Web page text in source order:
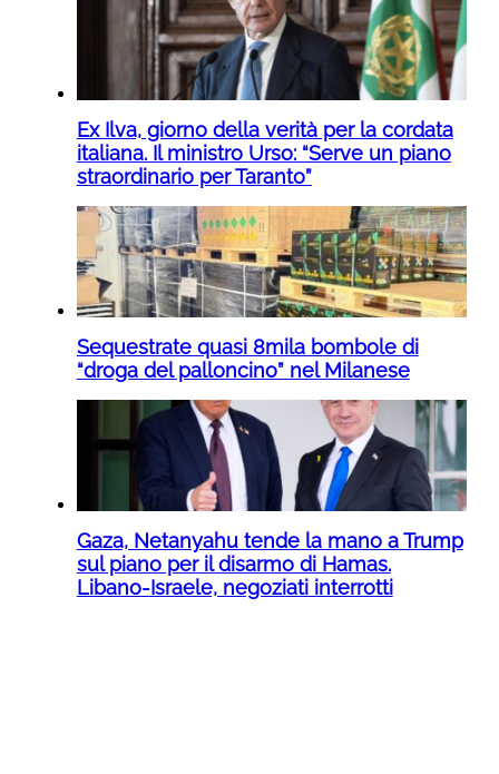
Ex Ilva, giorno della verità per la cordata
italiana. Il ministro Urso: “Serve un piano
straordinario per Taranto”
Sequestrate quasi 8mila bombole di
“droga del palloncino” nel Milanese
Gaza, Netanyahu tende la mano a Trump
sul piano per il disarmo di Hamas.
Libano-Israele, negoziati interrotti